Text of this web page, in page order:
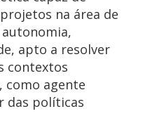
na área de
autonomia,
apto a resolver
contextos
como agente
das políticas